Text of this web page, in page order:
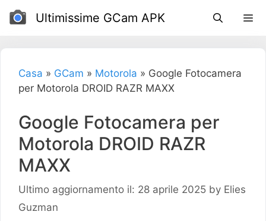
Salta
Ultimissime GCam APK
Casa » GCam » Motorola » Google Fotocamera
per Motorola DROID RAZR MAXX
Google Fotocamera per
Motorola DROID RAZR
MAXX
Ultimo aggiornamento il: 28 aprile 2025 by Elies
Guzman